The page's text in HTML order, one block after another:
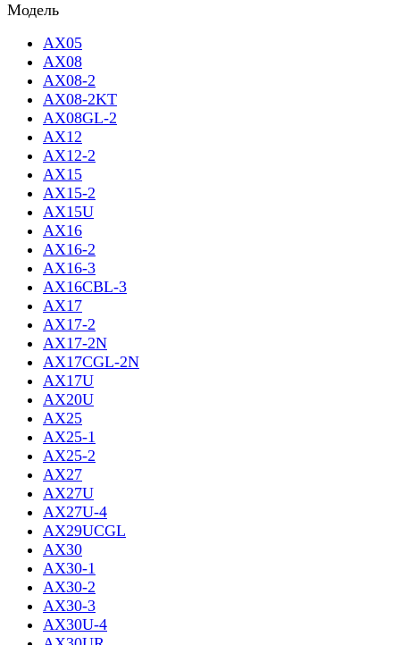
Модель
AX05
AX08
AX08-2
AX08-2KT
AX08GL-2
AX12
AX12-2
AX15
AX15-2
AX15U
AX16
AX16-2
AX16-3
AX16CBL-3
AX17
AX17-2
AX17-2N
AX17CGL-2N
AX17U
AX20U
AX25
AX25-1
AX25-2
AX27
AX27U
AX27U-4
AX29UCGL
AX30
AX30-1
AX30-2
AX30-3
AX30U-4